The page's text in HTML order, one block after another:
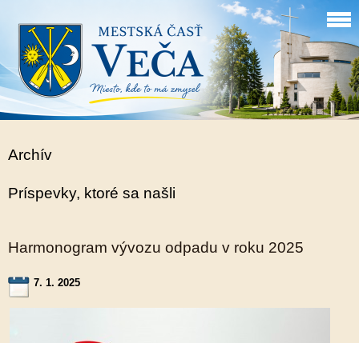
Archív
Príspevky, ktoré sa našli
Harmonogram vývozu odpadu v roku 2025
7. 1. 2025